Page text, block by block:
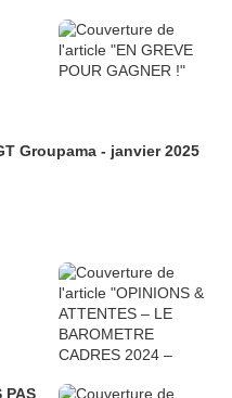
Groupama - janvier 2025
PAS